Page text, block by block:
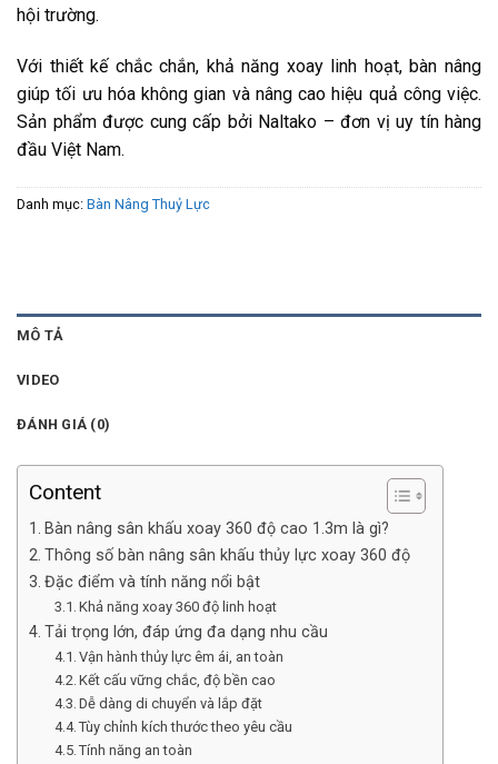
hội trường.
Với thiết kế chắc chắn, khả năng xoay linh hoạt, bàn nâng
giúp tối ưu hóa không gian và nâng cao hiệu quả công việc.
Sản phẩm được cung cấp bởi Naltako – đơn vị uy tín hàng
đầu Việt Nam.
Danh mục: Bàn Nâng Thuỷ Lực
MÔ TẢ
VIDEO
ĐÁNH GIÁ (0)
Content
Bàn nâng sân khấu xoay 360 độ cao 1.3m là gì?
Thông số bàn nâng sân khấu thủy lực xoay 360 độ
Đặc điểm và tính năng nổi bật
Khả năng xoay 360 độ linh hoạt
Tải trọng lớn, đáp ứng đa dạng nhu cầu
Vận hành thủy lực êm ái, an toàn
Kết cấu vững chắc, độ bền cao
Dễ dàng di chuyển và lắp đặt
Tùy chỉnh kích thước theo yêu cầu
Tính năng an toàn